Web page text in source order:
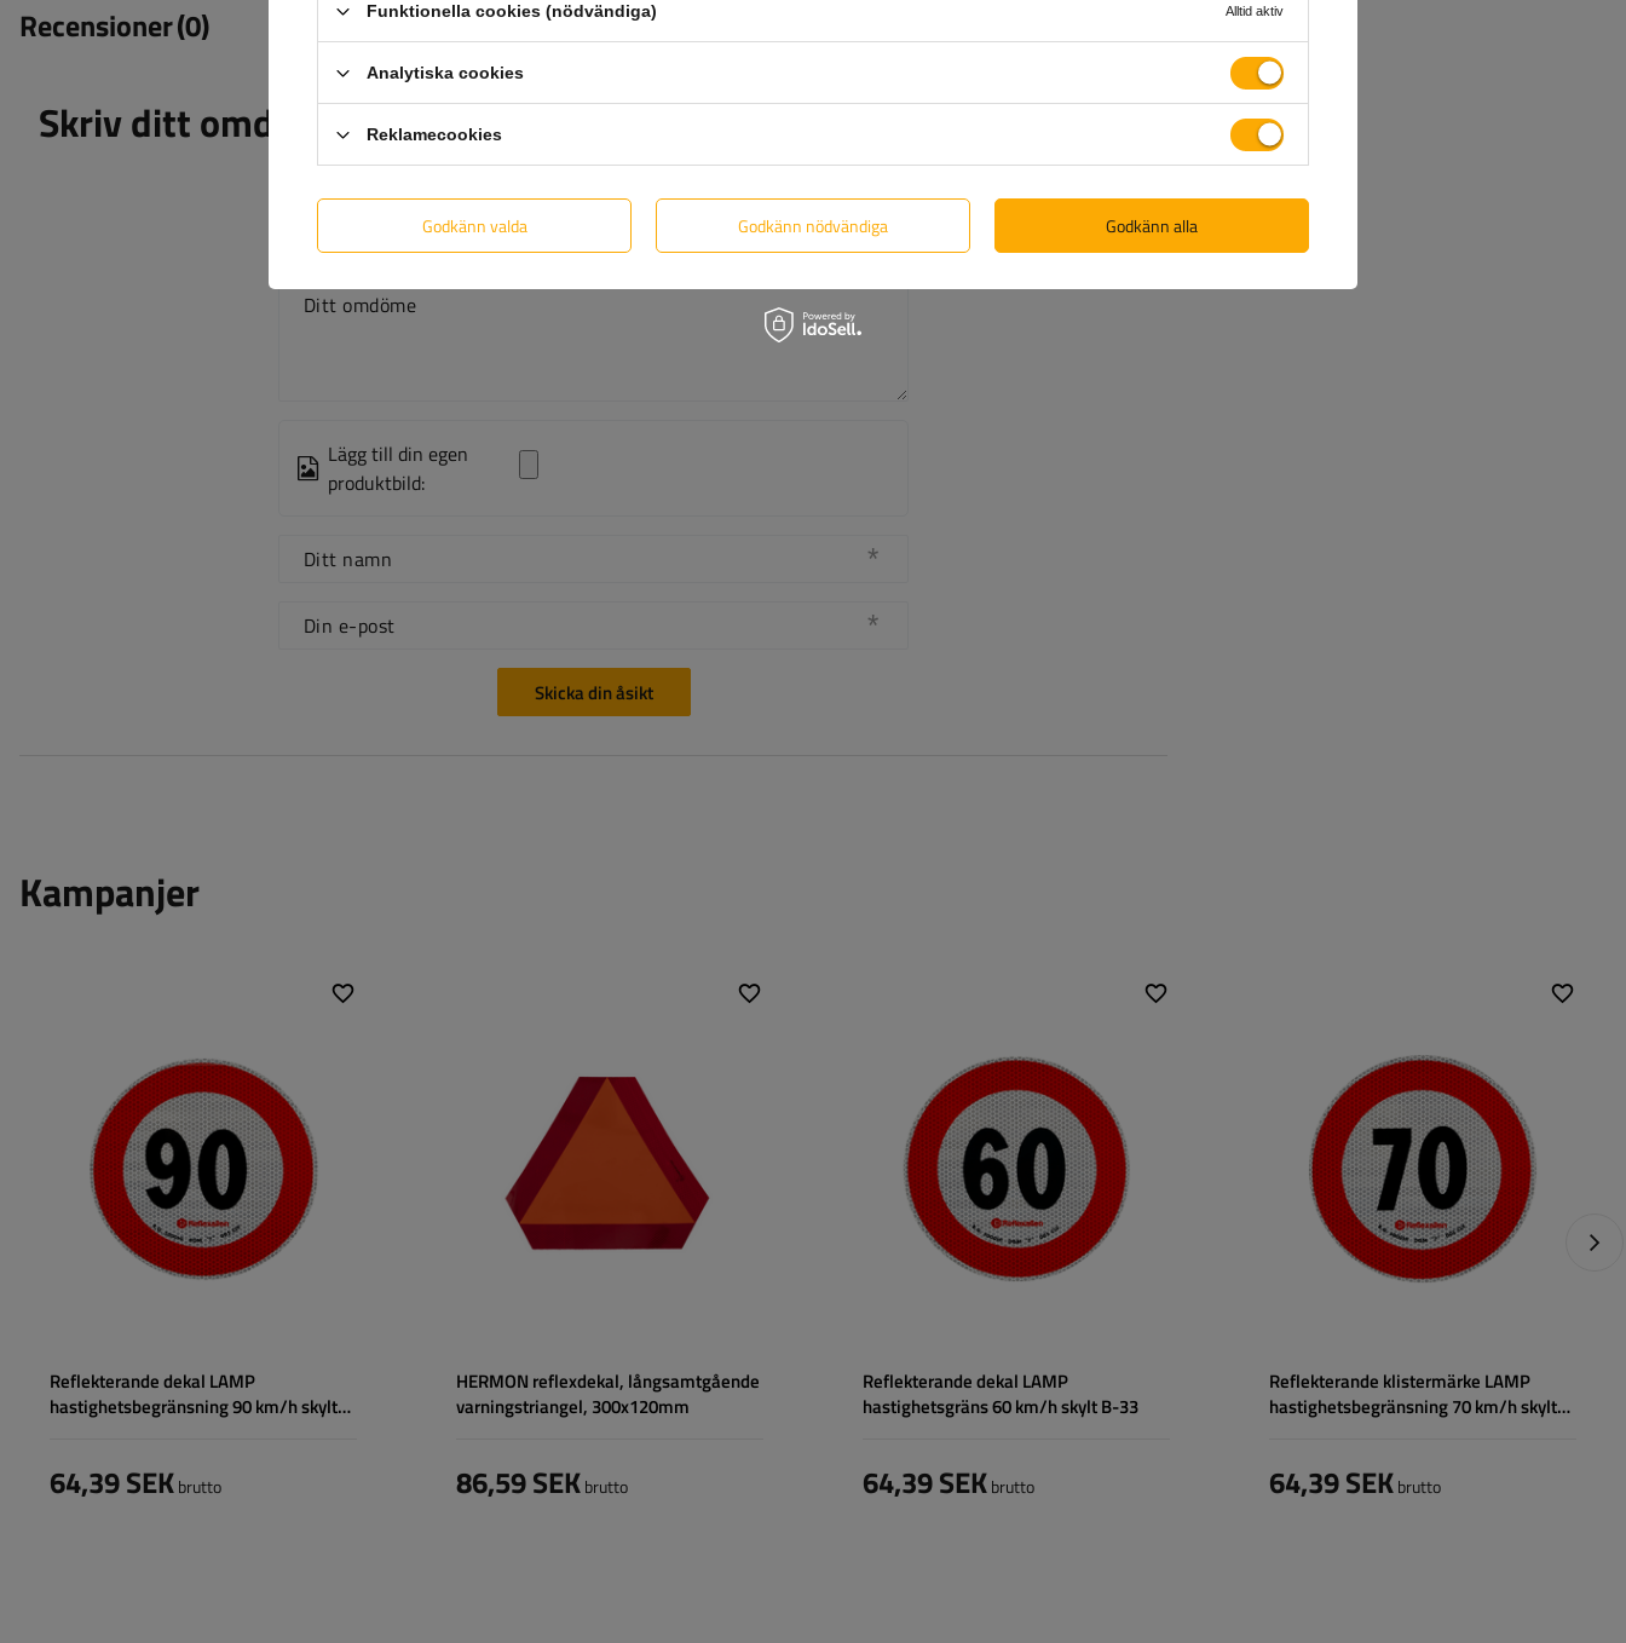
Recensioner(0)
Skriv ditt omdöme
5/5
Ditt omdöme
Lägg till din egen
produktbild:
Ditt namn
Din e-post
Skicka din åsikt
Kampanjer
Reflekterande dekal LAMP
hastighetsbegränsning 90 km/h skylt
64,39 SEKbrutto
HERMON reflexdekal, långsamtgående
varningstriangel, 300x120mm
86,59 SEKbrutto
Reflekterande dekal LAMP
hastighetsgräns 60 km/h skylt B-33
64,39 SEKbrutto
Reflekterande klistermärke LAMP
hastighetsbegränsning 70 km/h skylt
64,39 SEKbrutto
Funktionella cookies (nödvändiga) Alltid aktiv
Analytiska cookies
Reklamecookies
Godkänn valda Godkänn nödvändiga Godkänn alla